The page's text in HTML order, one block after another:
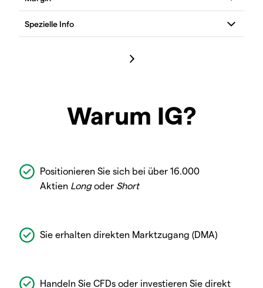
Warum IG?
Positionieren Sie sich bei über 16.000
Aktien Longoder Short
Sie erhalten direkten Marktzugang (DMA)
Handeln Sie CFDs oder investieren Sie direkt